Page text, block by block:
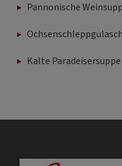
Pannonische
Ochsenschleppgulasch
Kalte